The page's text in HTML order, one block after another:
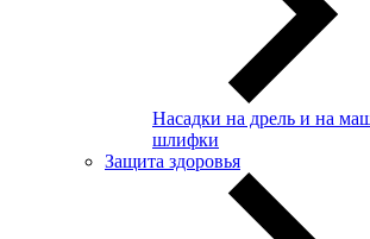
Насадки на дрель и на
шлифки
Защита здоровья